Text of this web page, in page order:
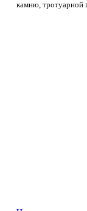
камню, тротуарной